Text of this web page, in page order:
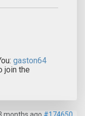
gaston64
join the
months ago #174650